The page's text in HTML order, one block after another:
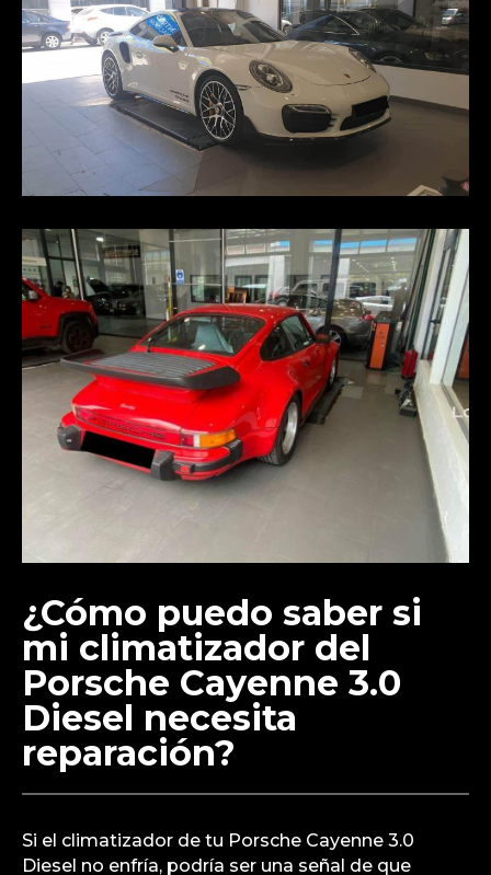
¿Cómo puedo saber si
mi climatizador del